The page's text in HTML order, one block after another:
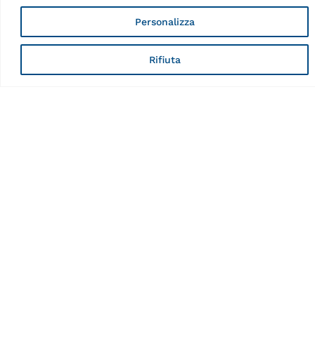
Personalizza
Rifiuta